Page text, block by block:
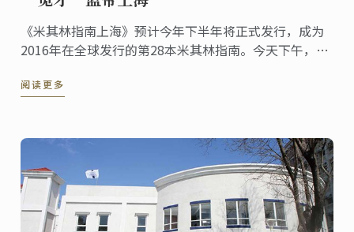
《米其林指南上海》预计今年下半年将正式发行，成为
2016年在全球发行的第28本米其林指南。今天下午，沪
Joel Robuchon、81/2 Otto E Mezzo BOMBANA、 Mr
阅读更多